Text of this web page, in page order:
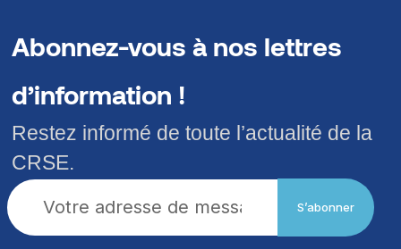
CADRE DE L’HARMONISATION
DES TARIFS
Abonnez-vous à nos lettres
d’information !
Restez informé de toute l’actualité de la
CRSE.
S’abonner